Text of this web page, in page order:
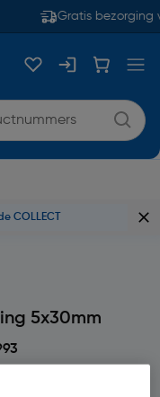
Gratis bezorging
COLLECT
5x30mm